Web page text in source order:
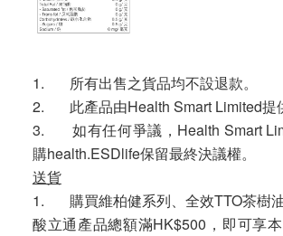
1. 所有出售之貨品均不設退款。
2. 此產品由Health Smart Limited提
3. 如有任何爭議，Health Smart
購health.ESDlife保留最終決議權。
送貨
1. 購買維柏健系列、全效TTO茶樹
酸立通產品總額滿HK$500，即可享